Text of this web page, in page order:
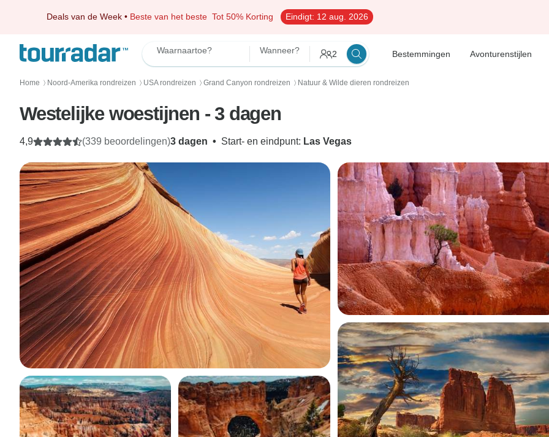
Deals van de Week • Beste van het beste Tot 50% Korting Eindigt: 12 aug. 2026
Waarnaartoe? Wanneer? 2 Bestemmingen Avonturenstijlen
Home 〉 Noord-Amerika rondreizen 〉 USA rondreizen 〉 Grand Canyon rondreizen 〉 Natuur & Wilde dieren rondreizen
Westelijke woestijnen - 3 dagen
3 dagen • Start- en eindpunt: Las Vegas
4,9 (339 beoordelingen)